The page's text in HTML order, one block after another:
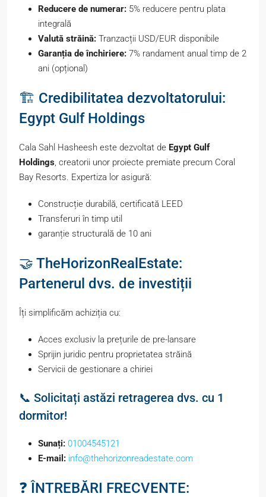
Reducere de numerar: 5% reducere pentru plata
integrală
Valută străină: Tranzacții USD/EUR disponibile
Garanția de închiriere: 7% randament anual timp de 2
ani (opțional)
🏗️ Credibilitatea dezvoltatorului:
Egypt Gulf Holdings
Cala Sahl Hasheesh este dezvoltat de Egypt Gulf
Holdings , creatorii unor proiecte premiate precum Coral
Bay Resorts. Expertiza lor asigură:
Construcție durabilă, certificată LEED
Transferuri în timp util
garanție structurală de 10 ani
🤝 TheHorizonRealEstate:
Partenerul dvs. de investiții
Îți simplificăm achiziția cu:
Acces exclusiv la prețurile de pre-lansare
Sprijin juridic pentru proprietatea străină
Servicii de gestionare a chiriei
📞 Solicitați astăzi retragerea dvs. cu 1
dormitor!
Sunați: 01004545121
E-mail: info@thehorizonreadestate.com
❓ ÎNTREBĂRI FRECVENTE: